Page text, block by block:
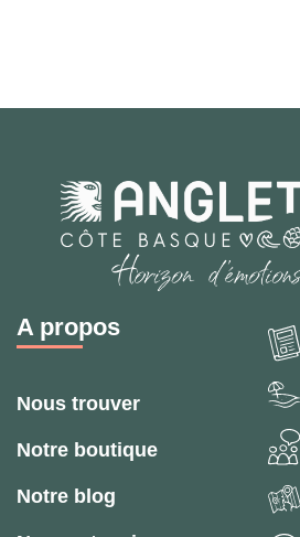
A propos
Nous trouver
Notre boutique
Notre blog